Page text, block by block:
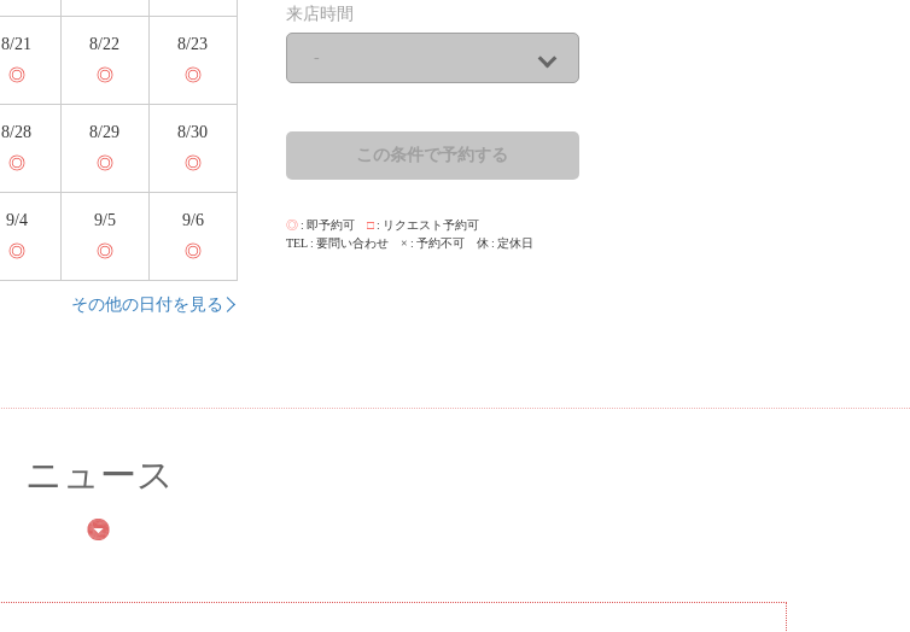
8/21
◎
8/22
◎
8/23
◎
8/28
◎
8/29
◎
8/30
◎
9/4
◎
9/5
◎
9/6
◎
その他の日付を見る
来店時間
-
この条件で予約する
◎ 即予約可 □
リクエスト予約可
TEL
要問い合わせ × 予約不可 休 定休日
ニュース